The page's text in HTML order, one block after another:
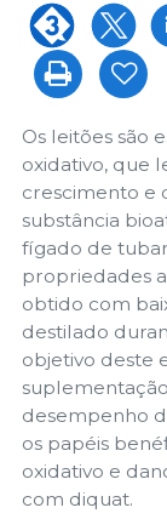
Os leitões são
oxidativo, que
crescimento e
substância
fígado de
propriedades
obtido com
destilado
objetivo deste
desempenho
os papéis
oxidativo e
com diquat.